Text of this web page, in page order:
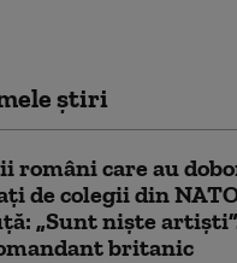
știri
români care au
de colegii din
„Sunt niște
britanic